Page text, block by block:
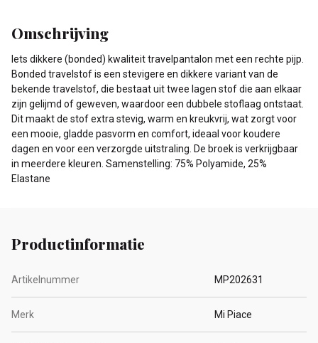
Omschrijving
Iets dikkere (bonded) kwaliteit travelpantalon met een rechte pijp.
Bonded travelstof is een stevigere en dikkere variant van de
bekende travelstof, die bestaat uit twee lagen stof die aan elkaar
zijn gelijmd of geweven, waardoor een dubbele stoflaag ontstaat.
Dit maakt de stof extra stevig, warm en kreukvrij, wat zorgt voor
een mooie, gladde pasvorm en comfort, ideaal voor koudere
dagen en voor een verzorgde uitstraling. De broek is verkrijgbaar
in meerdere kleuren. Samenstelling: 75% Polyamide, 25%
Elastane
Productinformatie
Artikelnummer MP202631
Merk Mi Piace